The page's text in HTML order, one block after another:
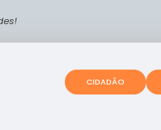
CIDADÃO